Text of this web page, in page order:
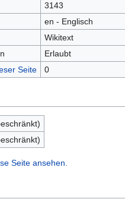
3143
en - Englisch
Wikitext
Erlaubt
Seite
0
Seite ansehen.